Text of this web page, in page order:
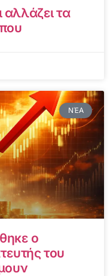
αλλάζει τα
ΝΈΑ
ο
του